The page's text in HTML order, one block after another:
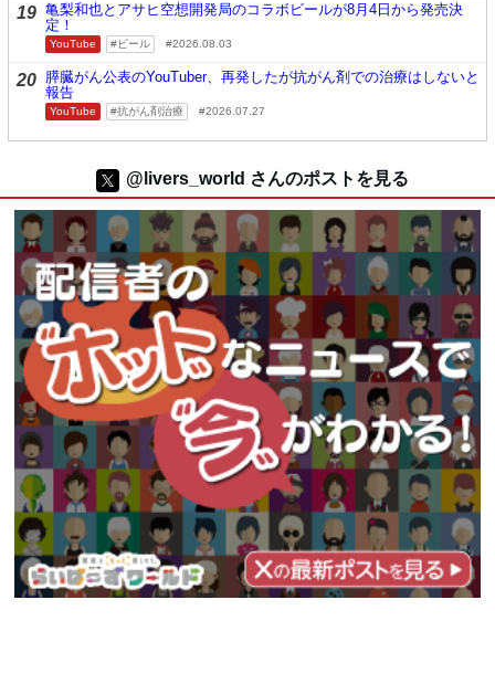
19 亀梨和也とアサヒ空想開発局のコラボビールが8月4日から発売決
定！
YouTube ビール 2026.08.03
20 膵臓がん公表のYouTuber、再発したが抗がん剤での治療はしないと
報告
YouTube 抗がん剤治療 2026.07.27
@livers_world さんのポストを見る